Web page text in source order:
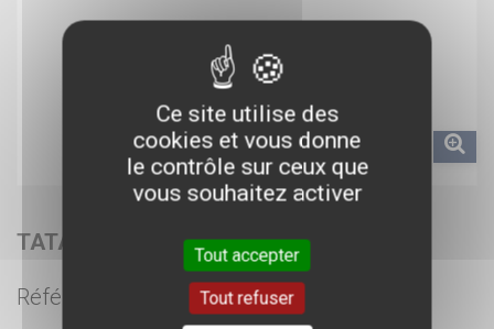
TATAMIS ENROULABLE
Référence : AM60897000
Ce site utilise des
cookies et vous donne
le contrôle sur ceux que
vous souhaitez activer
Tout accepter
Tout refuser